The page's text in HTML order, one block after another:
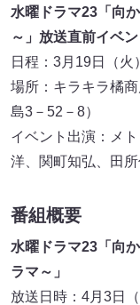
水曜ドラマ23「向
～」放送直前イベン
日程：3月19日（火）
場所：キラキラ橘
島3－52－8）
イベント出演：メ
洋、関町知弘、田
番組概要
水曜ドラマ23「向
ラマ～」
放送日時：4月3日